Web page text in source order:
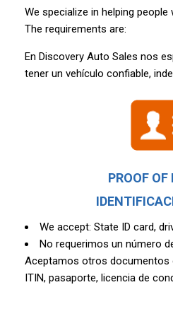
We specialize in helping
The requirements are:
En Discovery Auto Sales nos
tener un vehículo confiable,
PROOF
We accept: State ID card,
No requerimos un número
Aceptamos otros documentos
ITIN, pasaporte, licencia de